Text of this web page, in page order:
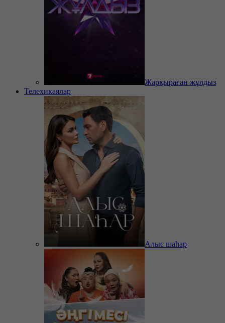
Жарқыраған жұлдыз
Телехикаялар
Алыс шаһар